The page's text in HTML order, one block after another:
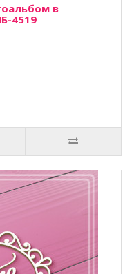
в
4519